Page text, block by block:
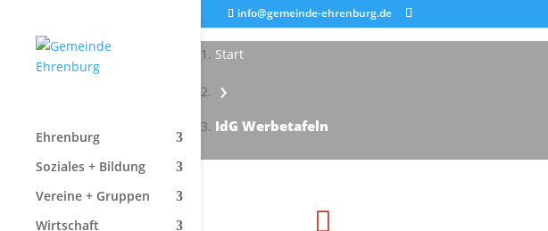
info@gemeinde-ehrenburg.de
Ehrenburg
Soziales + Bildung
Vereine + Gruppen
Wirtschaft
Start
›
IdG Werbetafeln
